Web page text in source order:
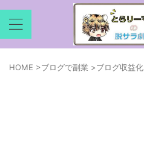
HOME >ブログで副業 >ブログ収益化